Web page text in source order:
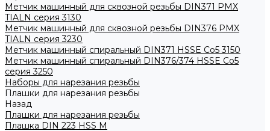
Метчик машинный для сквозной резьбы DIN371 PMX
TIALN серия 3130
Метчик машинный для сквозной резьбы DIN376 PMX
TIALN серия 3230
Метчик машинный спиральный DIN371 HSSE Co5 3150
Метчик машинный спиральный DIN376/374 HSSE Co5
серия 3250
Наборы для нарезания резьбы
Плашки для нарезания резьбы
Назад
Плашки для нарезания резьбы
Плашка DIN 223 HSS M